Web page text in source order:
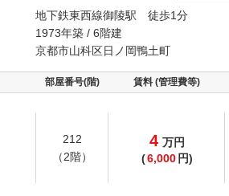
地下鉄東西線御陵駅 徒歩1分
1973年築 / 6階建
京都市山科区日ノ岡鴨土町
部屋番号(階) 賃料 (管理費等)
212
（2階）
4 万円
(6,000 円)